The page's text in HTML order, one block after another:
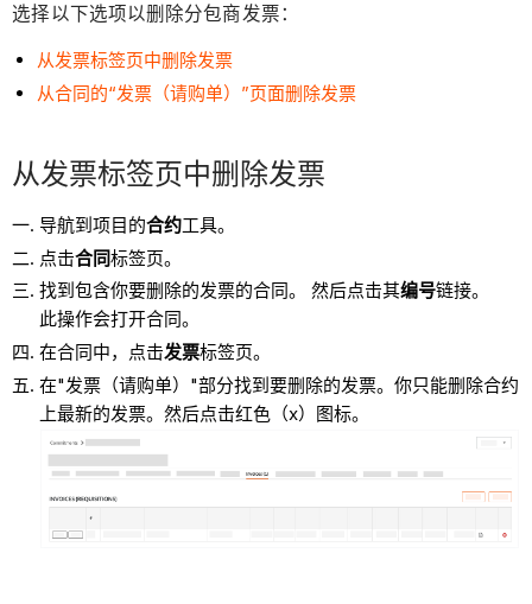
选择以下选项以删除分包商发票：
从发票标签页中删除发票
从合同的“发票（请购单）”页面删除发票
从发票标签页中删除发票
导航到项目的合约工具。
点击合同标签页。
找到包含你要删除的发票的合同。 然后点击其编号链接。
此操作会打开合同。
在合同中，点击发票标签页。
在"发票（请购单）"部分找到要删除的发票。你只能删除合约
上最新的发票。然后点击红色（x）图标。